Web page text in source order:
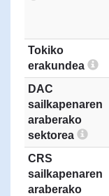
Tokiko
erakundea
DAC
sailkapenaren
araberako
sektorea
CRS
sailkapenaren
araberako